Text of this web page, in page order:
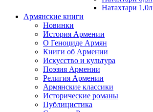
Натахтари 1,0л
Армянские книги
Новинки
История Армении
О Геноциде Армян
Книги об Армении
Иcкусство и культура
Поэзия Армении
Религия Армении
Армянские классики
Исторические романы
Публицистика